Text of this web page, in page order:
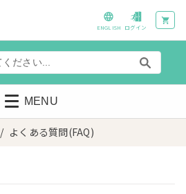
ログイン
ENGLISH
MENU
/ よくある質問(FAQ)